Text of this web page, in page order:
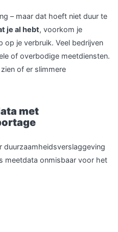
– maar dat hoeft niet duur te
je al hebt, voorkom je
op je verbruik. Veel bedrijven
of overbodige meetdiensten.
of er slimmere
met
duurzaamheidsverslaggeving
meetdata onmisbaar voor het